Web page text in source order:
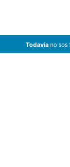
Todavíano sos